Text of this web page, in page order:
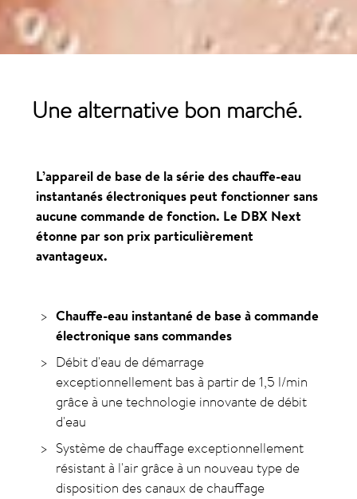
Une alternative bon marché.
L’appareil de base de la série des chauffe-eau
instantanés électroniques peut fonctionner sans
aucune commande de fonction. Le DBX Next
étonne par son prix particulièrement
avantageux.
Chauffe-eau instantané de base à commande
électronique sans commandes
Débit d'eau de démarrage
exceptionnellement bas à partir de 1,5 l/min
grâce à une technologie innovante de débit
d'eau
Système de chauffage exceptionnellement
résistant à l'air grâce à un nouveau type de
disposition des canaux de chauffage